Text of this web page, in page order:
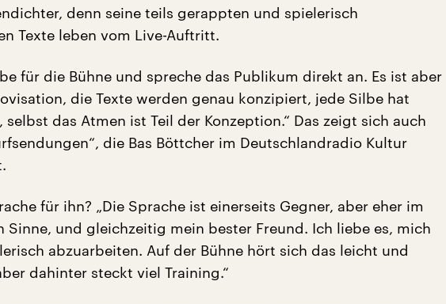
denn seine teils gerappten und spielerisch
Texte leben vom Live-Auftritt.
für die Bühne und spreche das Publikum direkt an. Es ist aber
die Texte werden genau konzipiert, jede Silbe hat
selbst das Atmen ist Teil der Konzeption.“ Das zeigt sich auch
die Bas Böttcher im Deutschlandradio Kultur
für ihn? „Die Sprache ist einerseits Gegner, aber eher im
Sinne, und gleichzeitig mein bester Freund. Ich liebe es, mich
abzuarbeiten. Auf der Bühne hört sich das leicht und
dahinter steckt viel Training.“